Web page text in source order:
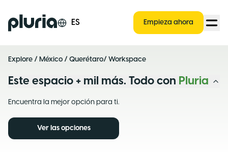
Logo Pluria ES Empieza ahora
Explore / México / Querétaro/ Workspace
Este espacio + mil más. Todo con Pluria
Encuentra la mejor opción para ti.
Ver las opciones